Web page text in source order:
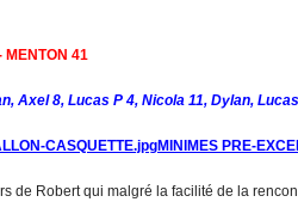
MENTON 41
Axel 8, Lucas P 4, Nicola 11, Dylan,
MINIMES PRE-
de Robert qui malgré la facilité de la